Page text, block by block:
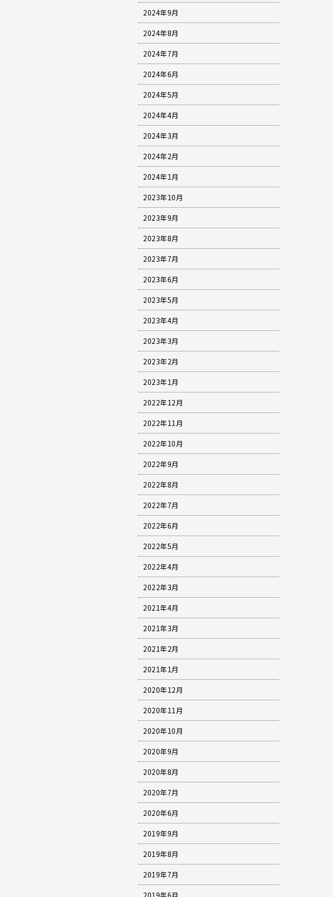
2024年9月
2024年8月
2024年7月
2024年6月
2024年5月
2024年4月
2024年3月
2024年2月
2024年1月
2023年10月
2023年9月
2023年8月
2023年7月
2023年6月
2023年5月
2023年4月
2023年3月
2023年2月
2023年1月
2022年12月
2022年11月
2022年10月
2022年9月
2022年8月
2022年7月
2022年6月
2022年5月
2022年4月
2022年3月
2021年4月
2021年3月
2021年2月
2021年1月
2020年12月
2020年11月
2020年10月
2020年9月
2020年8月
2020年7月
2020年6月
2019年9月
2019年8月
2019年7月
2019年6月